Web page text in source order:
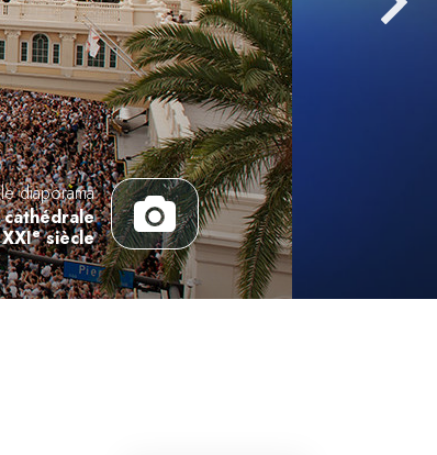
L’échelle des tons émotionnels
Réponses aux drogues
Les enfants
Des outils pour le monde du travail
L’éthique et les conditions
La raison de l’oppression
Les investigations
diaporama
esiècle